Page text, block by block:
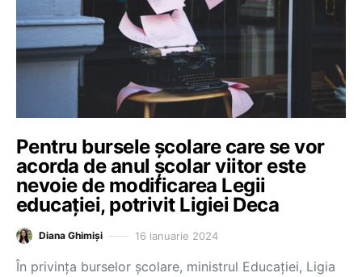
Pentru bursele școlare care se vor
acorda de anul școlar viitor este
nevoie de modificarea Legii
educației, potrivit Ligiei Deca
Diana Ghimiși 16 ianuarie 2024
În privința burselor școlare, ministrul Educației, Ligia